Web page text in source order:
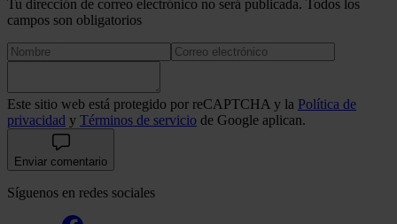
Tu dirección de correo electrónico no será publicada. Todos los
campos son obligatorios
Este sitio web está protegido por reCAPTCHA y la Política de
privacidad y Términos de servicio de Google aplican.
Enviar comentario
Síguenos en redes sociales